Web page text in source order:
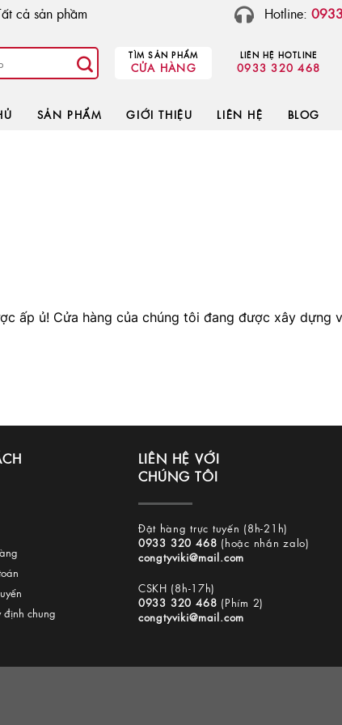
cả sản phầm Hotline:
TÌM SẢN PHẨM
CỬA HÀNG
LIÊN HỆ HOTLINE
0933 320 468
SẢN PHẨM GIỚI THIỆU LIÊN HỆ BLOG
ấp ủ! Cửa hàng của chúng tôi đang được xây dựng
định chung
LIÊN HỆ VỚI
CHÚNG TÔI
Đặt hàng trực tuyến (8h-21h)
0933 320 468 (hoặc nhắn zalo)
congtyviki@mail.com
CSKH (8h-17h)
0933 320 468 (Phím 2)
congtyviki@mail.com